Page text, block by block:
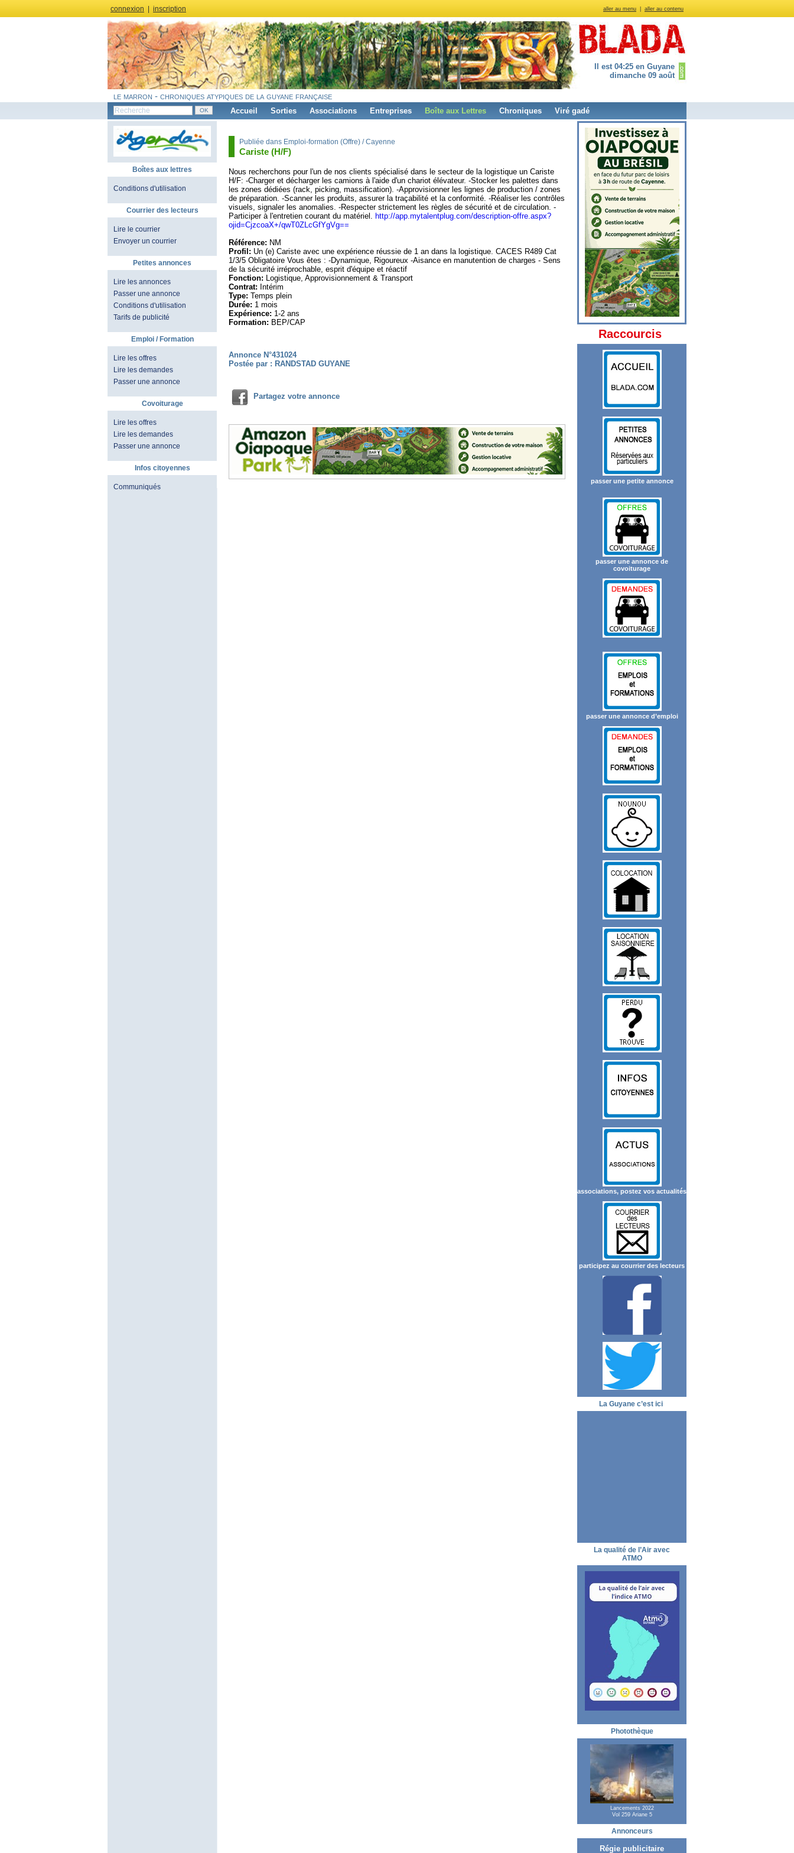
aller au menu aller au contenu
connexion inscription
Il est 04:25 en Guyane
dimanche 09 août
le marron - chroniques atypiques de la guyane française
Accueil Sorties Associations Entreprises Boîte aux Lettres Chroniques Viré gadé
Boîtes aux lettres
Conditions d'utilisation
Courrier des lecteurs
Lire le courrier
Envoyer un courrier
Petites annonces
Lire les annonces
Passer une annonce
Conditions d'utilisation
Tarifs de publicité
Emploi / Formation
Lire les offres
Lire les demandes
Passer une annonce
Covoiturage
Lire les offres
Lire les demandes
Passer une annonce
Infos citoyennes
Communiqués
Publiée dans Emploi-formation (Offre) / Cayenne
Cariste (H/F)
Nous recherchons pour l'un de nos clients spécialisé dans le secteur de la logistique un Cariste
H/F: -Charger et décharger les camions à l'aide d'un chariot élévateur. -Stocker les palettes dans
les zones dédiées (rack, picking, massification). -Approvisionner les lignes de production / zones
de préparation. -Scanner les produits, assurer la traçabilité et la conformité. -Réaliser les contrôles
visuels, signaler les anomalies. -Respecter strictement les règles de sécurité et de circulation. -
Participer à l'entretien courant du matériel. http://app.mytalentplug.com/description-offre.aspx?
ojid=CjzcoaX+/qwT0ZLcGfYgVg==
Référence: NM
Profil: Un (e) Cariste avec une expérience réussie de 1 an dans la logistique. CACES R489 Cat
1/3/5 Obligatoire Vous êtes : -Dynamique, Rigoureux -Aisance en manutention de charges - Sens
de la sécurité irréprochable, esprit d'équipe et réactif
Fonction: Logistique, Approvisionnement & Transport
Contrat: Intérim
Type: Temps plein
Durée: 1 mois
Expérience: 1-2 ans
Formation: BEP/CAP
Annonce N°431024
Postée par : RANDSTAD GUYANE
Partagez votre annonce
Raccourcis
passer une petite annonce
passer une annonce de
covoiturage
passer une annonce d’emploi
associations, postez vos actualités
participez au courrier des lecteurs
La Guyane c’est ici
La qualité de l’Air avec
ATMO
Photothèque
Lancements 2022
Vol 259 Ariane 5
Annonceurs
Régie publicitaire